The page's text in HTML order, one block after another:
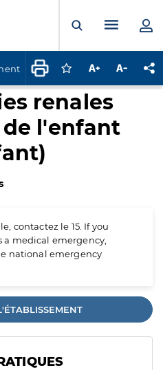
Ouvrir laMenu
Connectez-vous
Augmenter la
renales
l'enfant
contactez le 15. If you
a medical emergency,
national emergency